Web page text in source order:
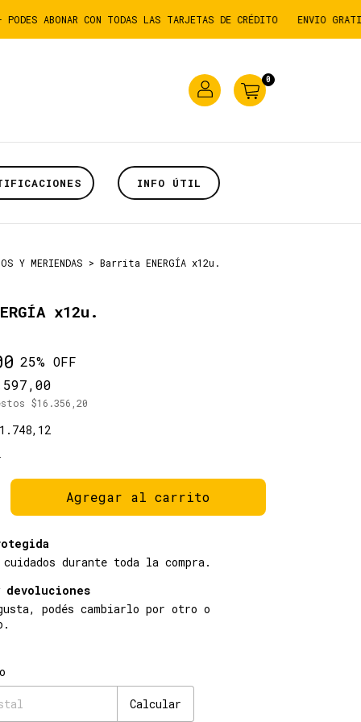
CON TODAS LAS TARJETAS DE CRÉDITO ENVIO GRATIS
0
INFO ÚTIL
Y MERIENDAS > Barrita ENERGÍA x12u.
x12u.
25% OFF
$16.356,20
cuidados durante toda la compra.
devoluciones
podés cambiarlo por otro o
Calcular